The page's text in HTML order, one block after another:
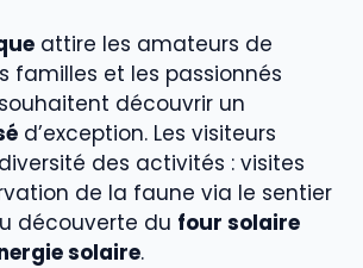
attire les amateurs de
familles et les passionnés
découvrir un
d’exception. Les visiteurs
des activités : visites
de la faune via le sentier
découverte du four solaire
solaire.